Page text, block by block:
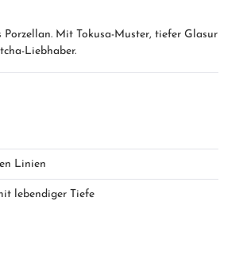
Mit Tokusa-Muster, tiefer Glasur
Liebhaber.
Linien
lebendiger Tiefe